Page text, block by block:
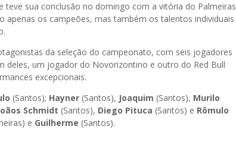
teve sua conclusão no domingo com a vitória do Palmeiras
apenas os campeões, mas também os talentos individuais
da seleção do campeonato, com seis jogadores
deles, um jogador do Novorizontino e outro do Red Bull
excepcionais.
(Santos); Hayner (Santos), Joaquim (Santos), Murilo
oãos Schmidt (Santos), Diego Pituca (Santos) e Rômulo
e Guilherme (Santos).